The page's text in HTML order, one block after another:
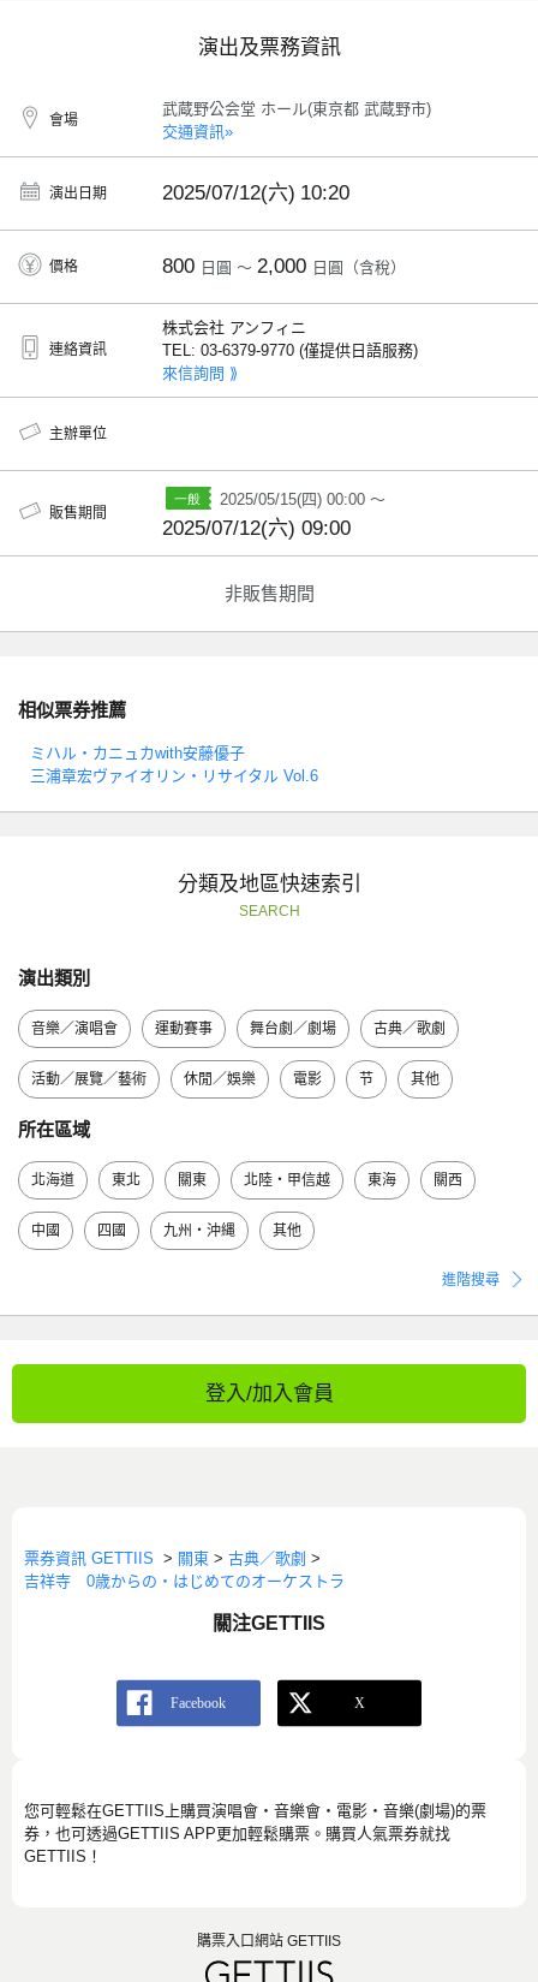
演出及票務資訊
會場
武蔵野公会堂 ホール(東京都 武蔵野市)
交通資訊»
演出日期 2025/07/12(六) 10:20
價格 800 日圓 ～ 2,000 日圓（含稅）
連絡資訊
株式会社 アンフィニ
TEL: 03-6379-9770 (僅提供日語服務)
來信詢問 ⟫
主辦單位
販售期間
2025/05/15(四) 00:00 ～
2025/07/12(六) 09:00
非販售期間
相似票券推薦
ミハル・カニュカwith安藤優子
三浦章宏ヴァイオリン・リサイタル Vol.6
分類及地區快速索引
SEARCH
演出類別
音樂／演唱會 運動賽事 舞台劇／劇場 古典／歌劇
活動／展覽／藝術 休閒／娛樂 電影 节 其他
所在區域
北海道 東北 關東 北陸・甲信越 東海 關西
中國 四國 九州・沖縄 其他
進階搜尋
登入/加入會員
票券資訊 GETTIIS > 關東 > 古典／歌劇 >
吉祥寺 0歳からの・はじめてのオーケストラ
關注GETTIIS
您可輕鬆在GETTIIS上購買演唱會・音樂會・電影・音樂(劇場)的票
券，也可透過GETTIIS APP更加輕鬆購票。購買人氣票券就找
GETTIIS！
購票入口網站 GETTIIS